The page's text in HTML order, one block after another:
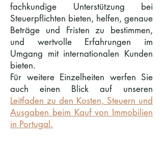
fachkundige Unterstützung bei
Steuerpflichten bieten, helfen, genaue
Beträge und Fristen zu bestimmen,
und wertvolle Erfahrungen im
Umgang mit internationalen Kunden
bieten.
Für weitere Einzelheiten werfen Sie
auch einen Blick auf unseren
Leitfaden zu den Kosten, Steuern und
Ausgaben beim Kauf von Immobilien
in Portugal.